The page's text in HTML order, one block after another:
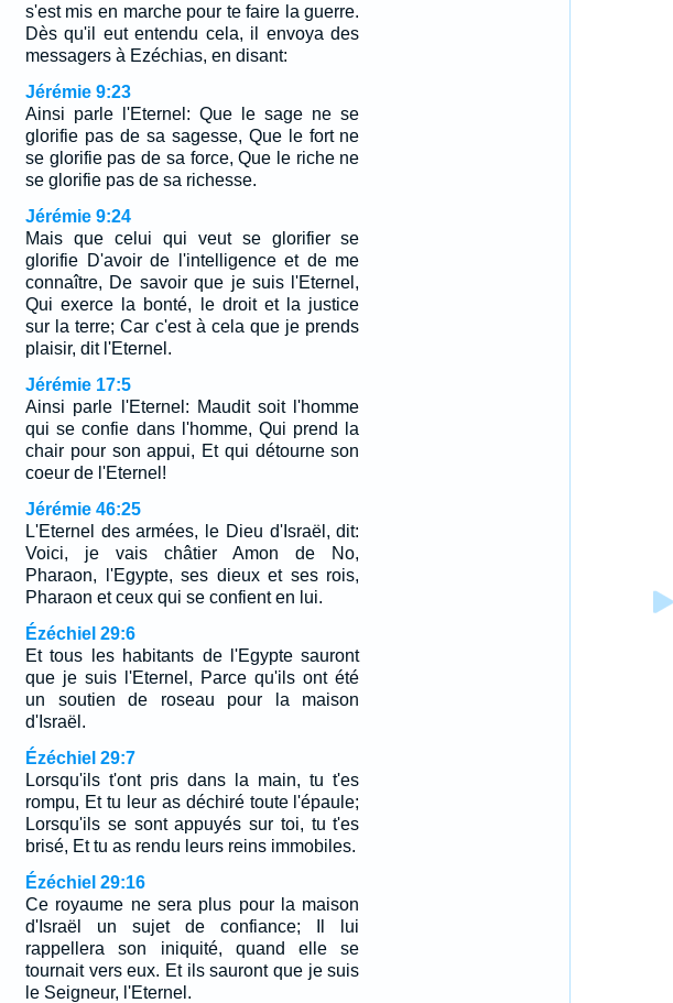
s'est mis en marche pour te faire la guerre.
Dès qu'il eut entendu cela, il envoya des
messagers à Ezéchias, en disant:
Jérémie 9:23
Ainsi parle l'Eternel: Que le sage ne se
glorifie pas de sa sagesse, Que le fort ne
se glorifie pas de sa force, Que le riche ne
se glorifie pas de sa richesse.
Jérémie 9:24
Mais que celui qui veut se glorifier se
glorifie D'avoir de l'intelligence et de me
connaître, De savoir que je suis l'Eternel,
Qui exerce la bonté, le droit et la justice
sur la terre; Car c'est à cela que je prends
plaisir, dit l'Eternel.
Jérémie 17:5
Ainsi parle l'Eternel: Maudit soit l'homme
qui se confie dans l'homme, Qui prend la
chair pour son appui, Et qui détourne son
coeur de l'Eternel!
Jérémie 46:25
L'Eternel des armées, le Dieu d'Israël, dit:
Voici, je vais châtier Amon de No,
Pharaon, l'Egypte, ses dieux et ses rois,
Pharaon et ceux qui se confient en lui.
Ézéchiel 29:6
Et tous les habitants de l'Egypte sauront
que je suis l'Eternel, Parce qu'ils ont été
un soutien de roseau pour la maison
d'Israël.
Ézéchiel 29:7
Lorsqu'ils t'ont pris dans la main, tu t'es
rompu, Et tu leur as déchiré toute l'épaule;
Lorsqu'ils se sont appuyés sur toi, tu t'es
brisé, Et tu as rendu leurs reins immobiles.
Ézéchiel 29:16
Ce royaume ne sera plus pour la maison
d'Israël un sujet de confiance; Il lui
rappellera son iniquité, quand elle se
tournait vers eux. Et ils sauront que je suis
le Seigneur, l'Eternel.